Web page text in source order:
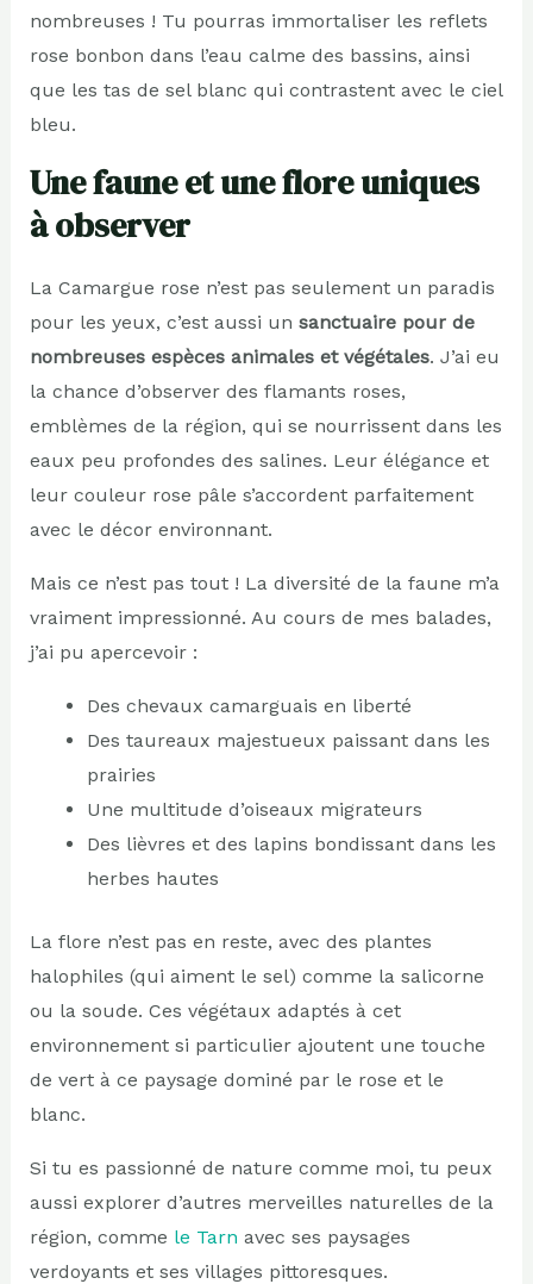
nombreuses ! Tu pourras immortaliser les reflets
rose bonbon dans l’eau calme des bassins, ainsi
que les tas de sel blanc qui contrastent avec le ciel
bleu.
Une faune et une flore uniques
à observer
La Camargue rose n’est pas seulement un paradis
pour les yeux, c’est aussi un sanctuaire pour de
nombreuses espèces animales et végétales. J’ai eu
la chance d’observer des flamants roses,
emblèmes de la région, qui se nourrissent dans les
eaux peu profondes des salines. Leur élégance et
leur couleur rose pâle s’accordent parfaitement
avec le décor environnant.
Mais ce n’est pas tout ! La diversité de la faune m’a
vraiment impressionné. Au cours de mes balades,
j’ai pu apercevoir :
Des chevaux camarguais en liberté
Des taureaux majestueux paissant dans les
prairies
Une multitude d’oiseaux migrateurs
Des lièvres et des lapins bondissant dans les
herbes hautes
La flore n’est pas en reste, avec des plantes
halophiles (qui aiment le sel) comme la salicorne
ou la soude. Ces végétaux adaptés à cet
environnement si particulier ajoutent une touche
de vert à ce paysage dominé par le rose et le
blanc.
Si tu es passionné de nature comme moi, tu peux
aussi explorer d’autres merveilles naturelles de la
région, comme le Tarn avec ses paysages
verdoyants et ses villages pittoresques.